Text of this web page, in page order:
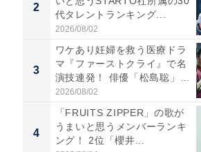
2
代タレントランキング...
2026/08/02
3
ワケあり妊婦を救う医療ドラ
マ『ファーストクライ』で名
演技連発！ 俳優「松島聡」
の...
2026/08/02
4
「FRUITS ZIPPER」の歌が
うまいと思うメンバーランキ
ング！ 2位「櫻井...